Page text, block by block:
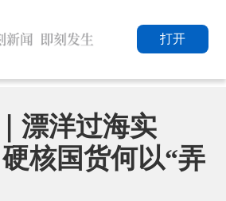
打开
漂洋过海实
核国货何以“弄